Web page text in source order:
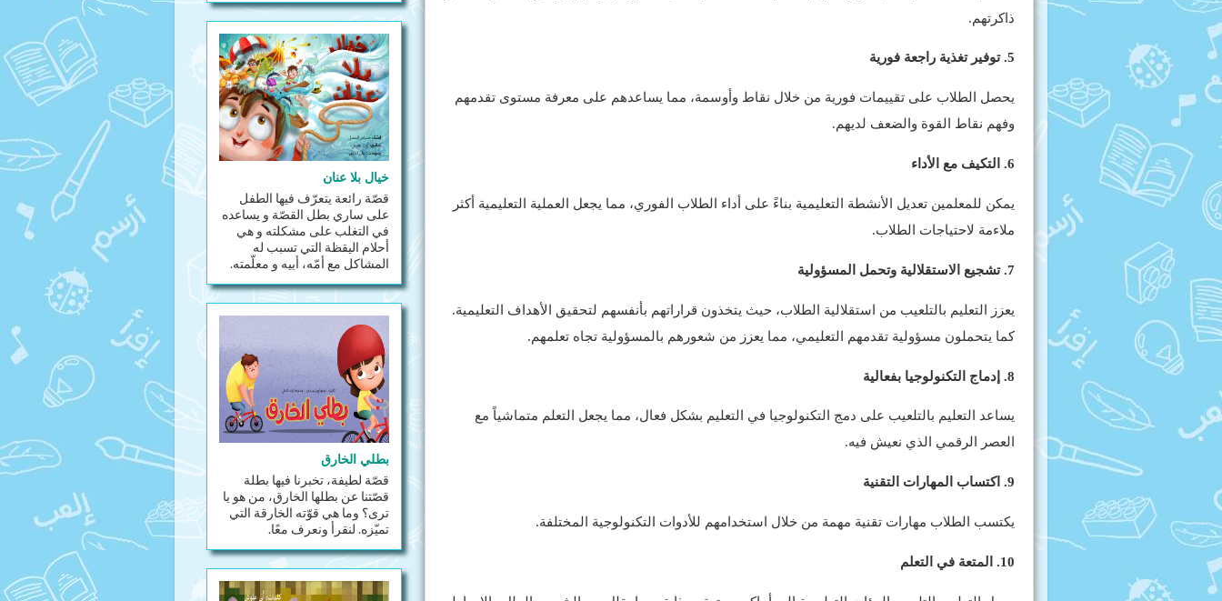
ذاكرتهم.
5. توفير تغذية راجعة فورية
يحصل الطلاب على تقييمات فورية من خلال نقاط وأوسمة، مما يساعدهم على معرفة مستوى تقدمهم
وفهم نقاط القوة والضعف لديهم.
6. التكيف مع الأداء
يمكن للمعلمين تعديل الأنشطة التعليمية بناءً على أداء الطلاب الفوري، مما يجعل العملية التعليمية أكثر
ملاءمة لاحتياجات الطلاب.
7. تشجيع الاستقلالية وتحمل المسؤولية
يعزز التعليم بالتلعيب من استقلالية الطلاب، حيث يتخذون قراراتهم بأنفسهم لتحقيق الأهداف التعليمية.
كما يتحملون مسؤولية تقدمهم التعليمي، مما يعزز من شعورهم بالمسؤولية تجاه تعلمهم.
8. إدماج التكنولوجيا بفعالية
يساعد التعليم بالتلعيب على دمج التكنولوجيا في التعليم بشكل فعال، مما يجعل التعلم متماشياً مع
العصر الرقمي الذي نعيش فيه.
9. اكتساب المهارات التقنية
يكتسب الطلاب مهارات تقنية مهمة من خلال استخدامهم للأدوات التكنولوجية المختلفة.
10. المتعة في التعلم
خيال بلا عنان
قصّة رائعة يتعرّف فيها الطفل
على ساري بطل القصّة و يساعده
في التغلب على مشكلته و هي
أحلام اليقظة التي تسبب له
المشاكل مع أمّه، أبيه و معلّمته.
بطلي الخارق
قصّة لطيفة، تخبرنا فيها بطلة
قصّتنا عن بطلها الخارق، من هو يا
ترى؟ وما هي قوّته الخارقة التي
تميّزه. لنقرأ ونعرف معًا.